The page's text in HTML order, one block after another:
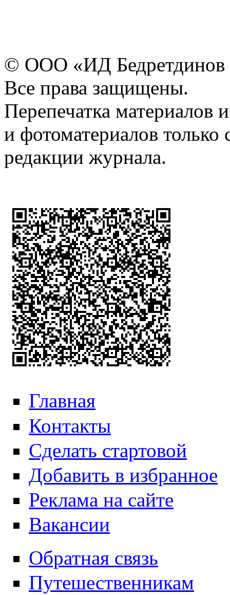
© ООО «ИД
Все права защищены.
Перепечатка материалов
и фотоматериалов
редакции журнала.
Главная
Контакты
Сделать стартовой
Добавить в избранное
Реклама на сайте
Вакансии
Обратная связь
Путешественникам